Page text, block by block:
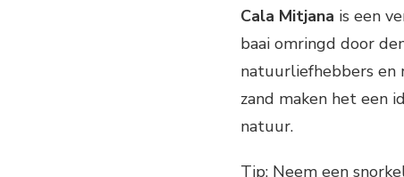
Cala Mitjana is een
baai omringd door
natuurliefhebbers
zand maken het een
natuur.
Tip: Neem een